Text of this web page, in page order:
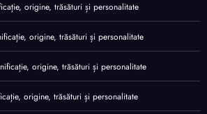
origine, trăsături și personalitate
origine, trăsături și personalitate
origine, trăsături și personalitate
origine, trăsături și personalitate